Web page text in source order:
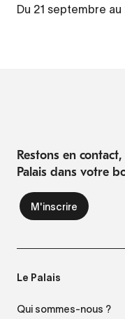
Du 21 septembre
Restons en
Palais dans votre
Le Palais
Qui sommes-nous ?